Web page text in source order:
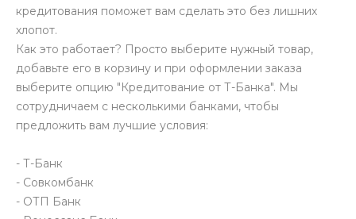
кредитования поможет вам сделать это без лишних
хлопот.
Как это работает? Просто выберите нужный товар,
добавьте его в корзину и при оформлении заказа
выберите опцию "Кредитование от Т-Банка". Мы
сотрудничаем с несколькими банками, чтобы
предложить вам лучшие условия:
- Т-Банк
- Совкомбанк
- ОТП Банк